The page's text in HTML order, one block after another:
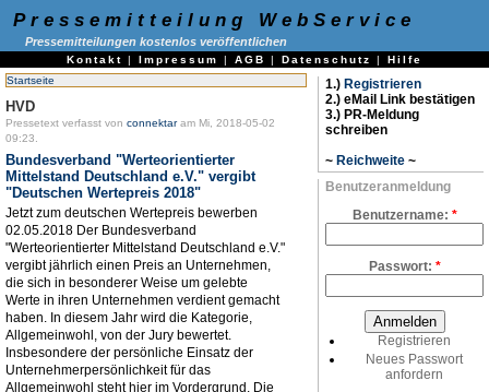
Pressemitteilung WebService
Pressemitteilungen kostenlos veröffentlichen
Kontakt | Impressum | AGB | Datenschutz | Hilfe
Startseite
HVD
Pressetext verfasst von connektaram Mi, 2018-05-02
09:23.
Bundesverband "Werteorientierter
Mittelstand Deutschland e.V." vergibt
"Deutschen Wertepreis 2018"
Jetzt zum deutschen Wertepreis bewerben
02.05.2018 Der Bundesverband
"Werteorientierter Mittelstand Deutschland e.V."
vergibt jährlich einen Preis an Unternehmen,
die sich in besonderer Weise um gelebte
Werte in ihren Unternehmen verdient gemacht
haben. In diesem Jahr wird die Kategorie,
Allgemeinwohl, von der Jury bewertet.
Insbesondere der persönliche Einsatz der
Unternehmerpersönlichkeit für das
Allgemeinwohl steht hier im Vordergrund. Die
1.) Registrieren
2.) eMail Link bestätigen
3.) PR-Meldung
schreiben
~ Reichweite ~
Benutzeranmeldung
Benutzername: *
Passwort: *
Registrieren
Neues Passwort
anfordern